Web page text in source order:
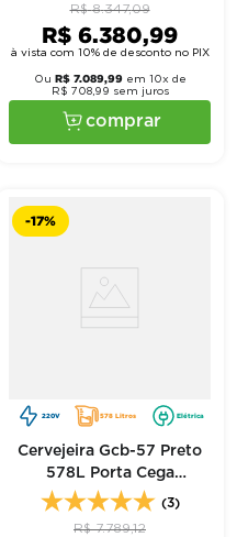
R$ 8.347,09
R$ 6.380,99
à vista com 10% de desconto no PIX
Ou R$ 7.089,99em 10x de
R$ 708, 99 sem juros
comprar
-17%
220V 578 Litros Elétrica
Cervejeira Gcb-57 Preto
578L Porta Cega
Adesivada 220V - Gelopar
(3)
R$ 7.789,12